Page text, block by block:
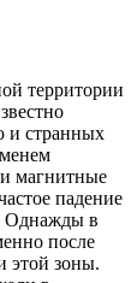
территории
и странных
магнитные
падение
Однажды в
после
этой зоны.